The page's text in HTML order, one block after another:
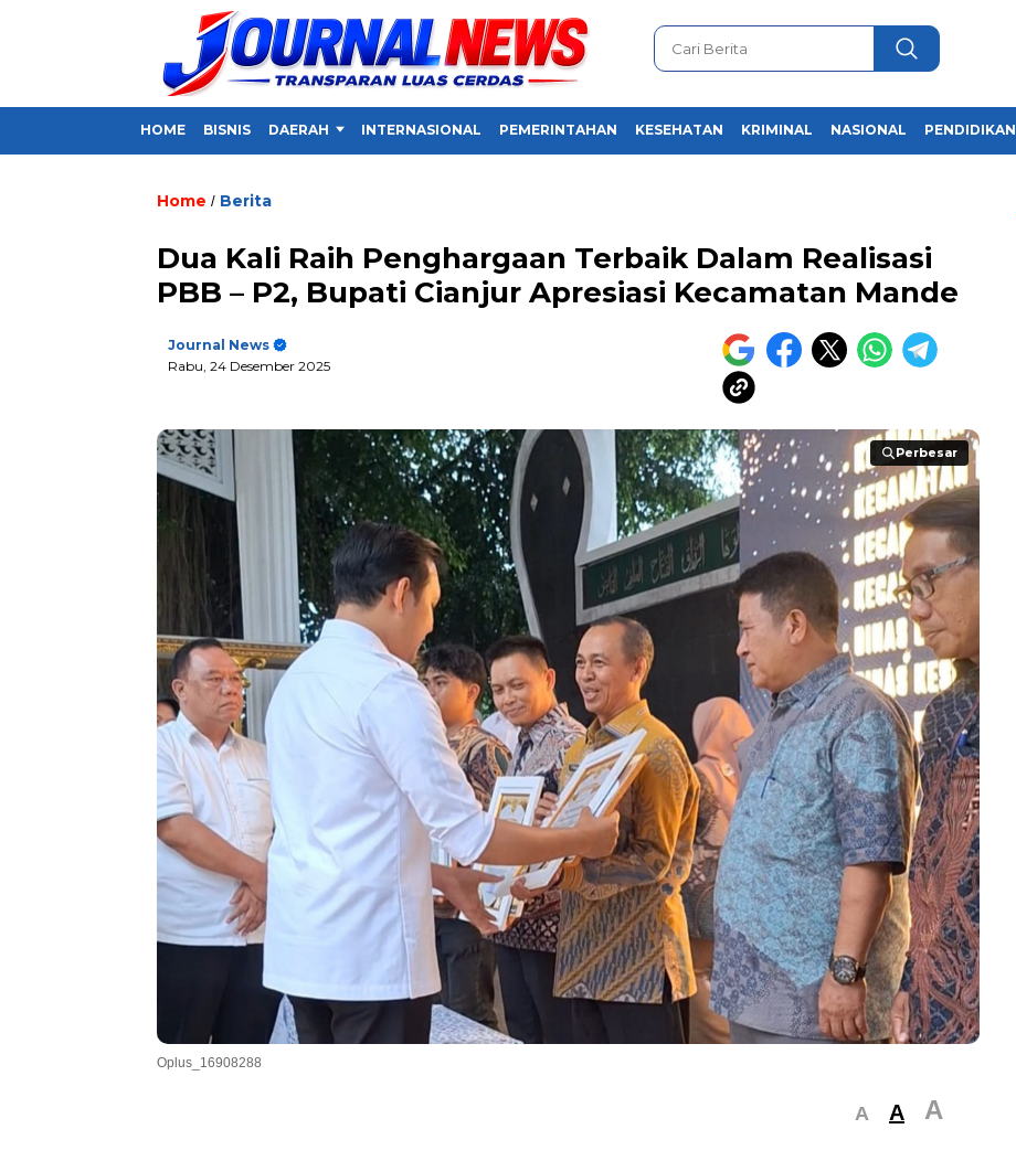
HOME BISNIS DAERAH INTERNASIONAL PEMERINTAHAN KESEHATAN KRIMINAL NASIONAL PENDIDIKAN
Home / Berita
Dua Kali Raih Penghargaan Terbaik Dalam Realisasi
PBB – P2, Bupati Cianjur Apresiasi Kecamatan Mande
Journal News
Rabu, 24 Desember 2025
Perbesar
Perbesar
Oplus_16908288
A A A